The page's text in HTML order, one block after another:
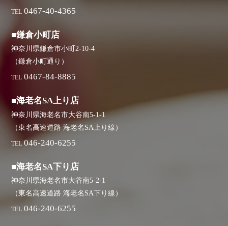
TEL 0467-40-4365
■鎌倉小町店
神奈川県鎌倉市小町2-10-4
（鎌倉小町通り）
TEL 0467-84-8885
■海老名SA上り店
神奈川県海老名市大谷南5-1-1
（東名高速道路 海老名SA上り線）
TEL 046-240-6255
■海老名SA下り店
神奈川県海老名市大谷南5-2-1
（東名高速道路 海老名SA下り線）
TEL 046-240-6255